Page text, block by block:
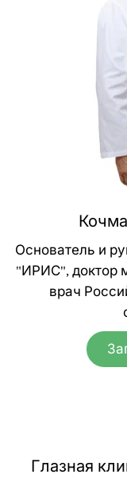
Основатель и
"ИРИС", доктор
врач
Глазная